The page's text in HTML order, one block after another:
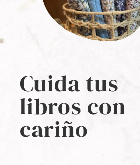
Cuida tus
libros con
cariño